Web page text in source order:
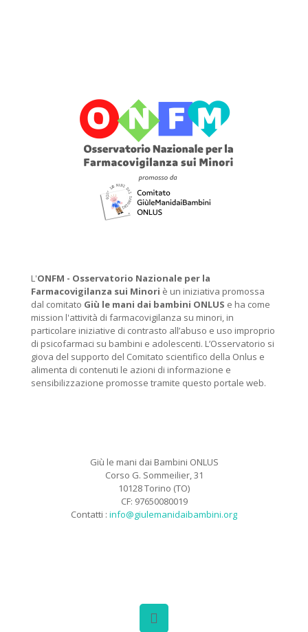
L'ONFM - Osservatorio Nazionale per la
Farmacovigilanza sui Minori è un iniziativa promossa
dal comitato Giù le mani dai bambini ONLUS e ha come
mission l'attività di farmacovigilanza su minori, in
particolare iniziative di contrasto all’abuso e uso improprio
di psicofarmaci su bambini e adolescenti. L’Osservatorio si
giova del supporto del Comitato scientifico della Onlus e
alimenta di contenuti le azioni di informazione e
sensibilizzazione promosse tramite questo portale web.
Giù le mani dai Bambini ONLUS
Corso G. Sommeilier, 31
10128 Torino (TO)
CF: 97650080019
Contatti : info@giulemanidaibambini.org